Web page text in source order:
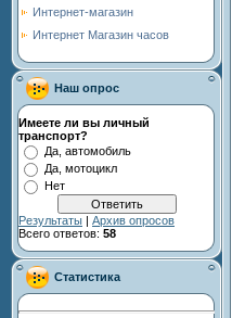
Интернет-магазин
Интернет Магазин часов
Наш опрос
Имеете ли вы личный
транспорт?
Да, автомобиль
Да, мотоцикл
Нет
Результаты | Архив опросов
Всего ответов: 58
Статистика